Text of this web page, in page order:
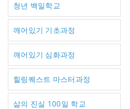
청년 백일학교
깨어있기 기초과정
깨어있기 심화과정
힐링퀘스트 마스터과정
삶의 진실 100일 학교